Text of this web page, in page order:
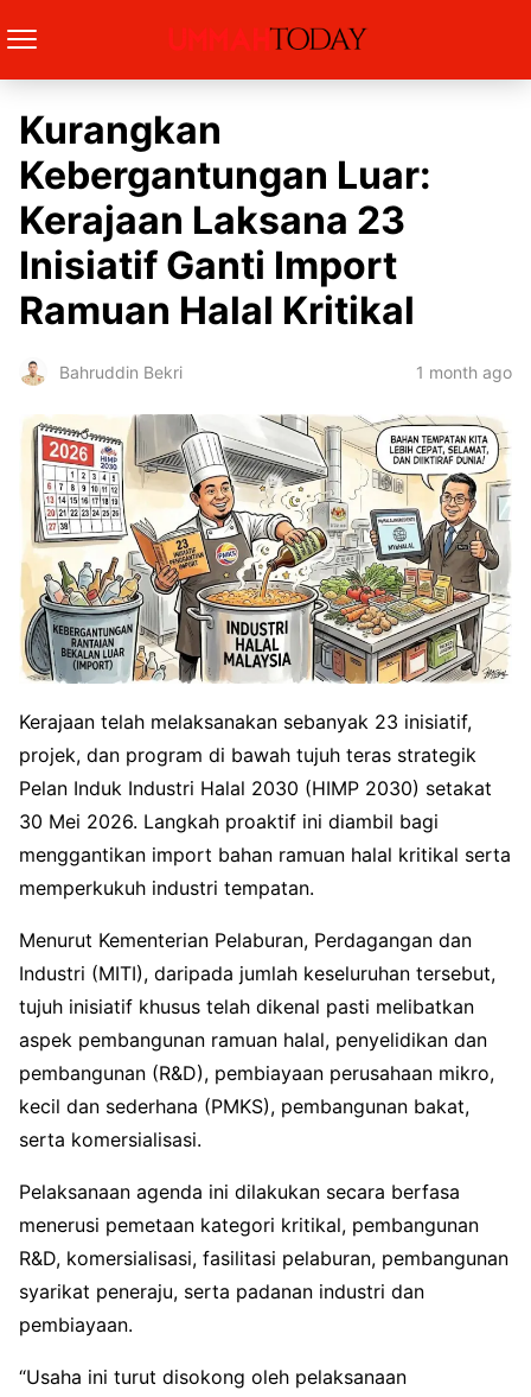
Kurangkan
Kebergantungan Luar:
Kerajaan Laksana 23
Inisiatif Ganti Import
Ramuan Halal Kritikal
Bahruddin Bekri 1 month ago
Kerajaan telah melaksanakan sebanyak 23 inisiatif,
projek, dan program di bawah tujuh teras strategik
Pelan Induk Industri Halal 2030 (HIMP 2030) setakat
30 Mei 2026. Langkah proaktif ini diambil bagi
menggantikan import bahan ramuan halal kritikal serta
memperkukuh industri tempatan.
Menurut Kementerian Pelaburan, Perdagangan dan
Industri (MITI), daripada jumlah keseluruhan tersebut,
tujuh inisiatif khusus telah dikenal pasti melibatkan
aspek pembangunan ramuan halal, penyelidikan dan
pembangunan (R&D), pembiayaan perusahaan mikro,
kecil dan sederhana (PMKS), pembangunan bakat,
serta komersialisasi.
Pelaksanaan agenda ini dilakukan secara berfasa
menerusi pemetaan kategori kritikal, pembangunan
R&D, komersialisasi, fasilitasi pelaburan, pembangunan
syarikat peneraju, serta padanan industri dan
pembiayaan.
“Usaha ini turut disokong oleh pelaksanaan